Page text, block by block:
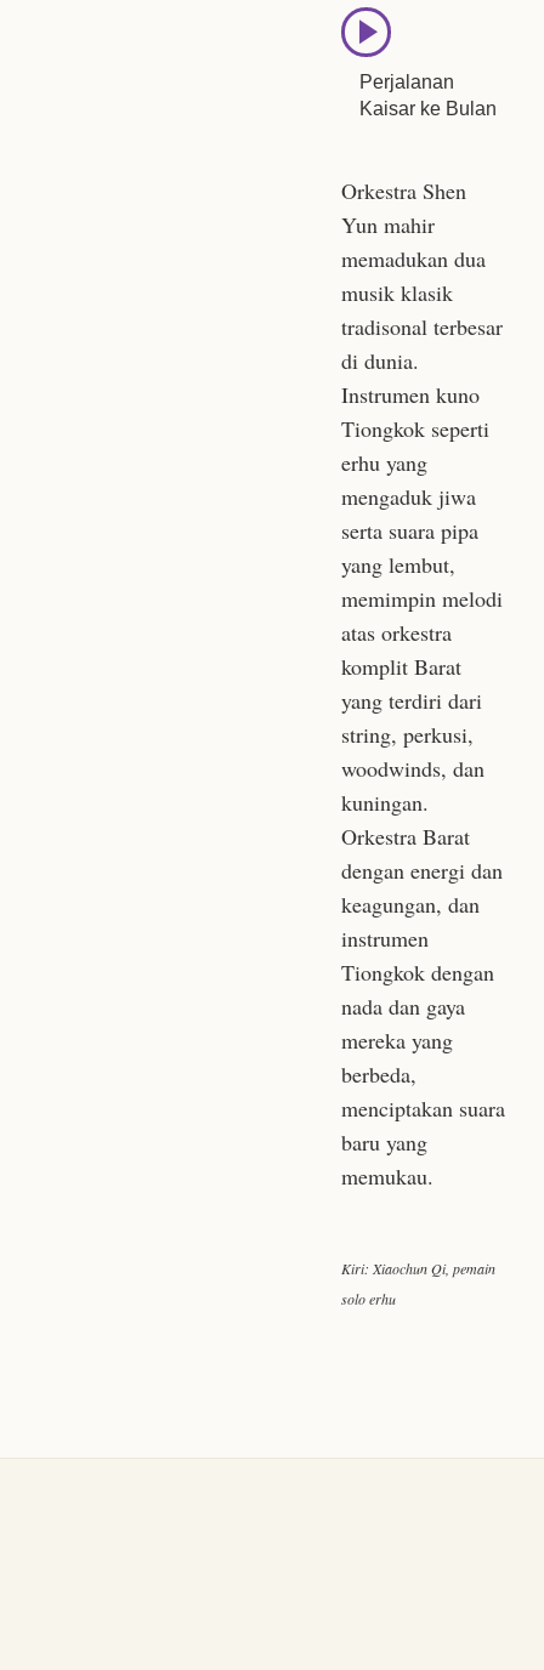
Perjalanan
Kaisar ke Bulan
Orkestra Shen
Yun mahir
memadukan dua
musik klasik
tradisonal terbesar
di dunia.
Instrumen kuno
Tiongkok seperti
erhu yang
mengaduk jiwa
serta suara pipa
yang lembut,
memimpin melodi
atas orkestra
komplit Barat
yang terdiri dari
string, perkusi,
woodwinds, dan
kuningan.
Orkestra Barat
dengan energi dan
keagungan, dan
instrumen
Tiongkok dengan
nada dan gaya
mereka yang
berbeda,
menciptakan suara
baru yang
memukau.
Kiri: Xiaochun Qi, pemain
solo erhu